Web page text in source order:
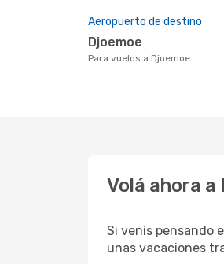
Aeropuerto de destino
Djoemoe
Para vuelos a Djoemoe
Volá ahora a
Si venís pensando
unas vacaciones